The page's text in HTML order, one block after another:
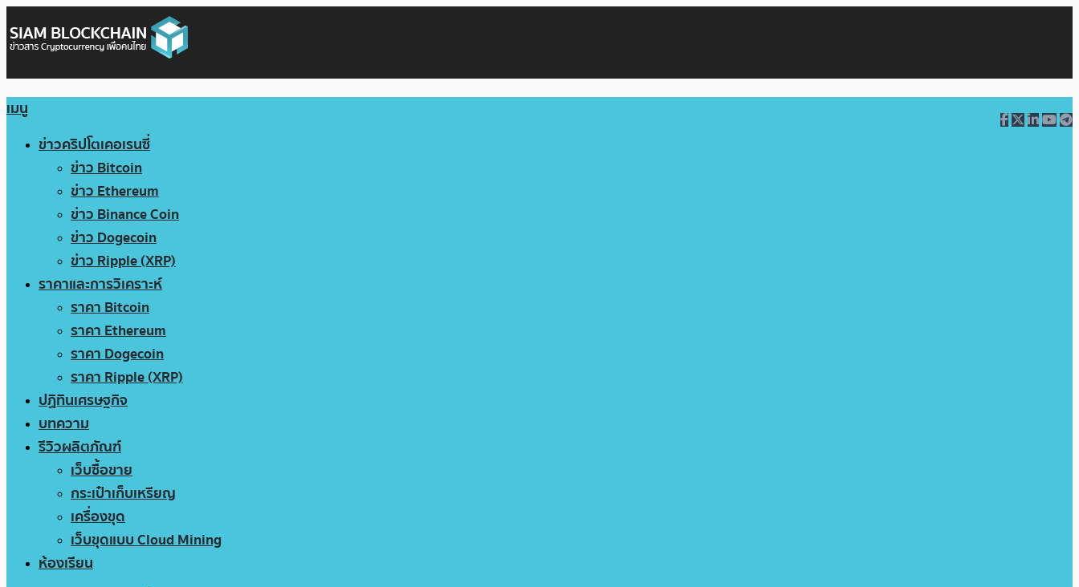
เมนู
ข่าวคริปโตเคอเรนซี่
ข่าว Bitcoin
ข่าว Ethereum
ข่าว Binance Coin
ข่าว Dogecoin
ข่าว Ripple (XRP)
ราคาและการวิเคราะห์
ราคา Bitcoin
ราคา Ethereum
ราคา Dogecoin
ราคา Ripple (XRP)
ปฏิทินเศรษฐกิจ
บทความ
รีวิวผลิตภัณฑ์
เว็บซื้อขาย
กระเป๋าเก็บเหรียญ
เครื่องขุด
เว็บขุดแบบ Cloud Mining
ห้องเรียน